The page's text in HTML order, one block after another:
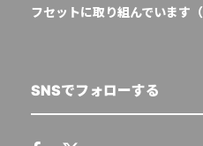
フセットに取り組んでいます（
SNSでフォローする